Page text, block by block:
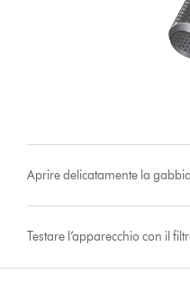
Aprire delicatamente la
Testare l’apparecchio con il